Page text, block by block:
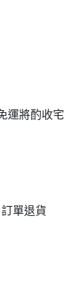
運將酌收宅
單退貨